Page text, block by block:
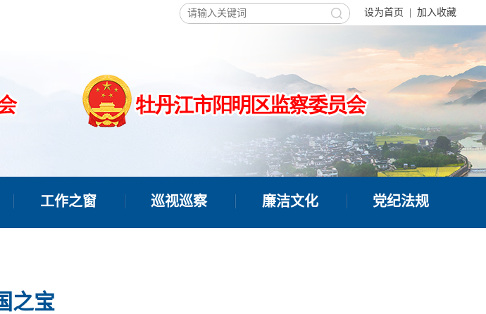
设为首页 加入收藏
工作之窗 巡视巡察 廉洁文化 党纪法规
之宝